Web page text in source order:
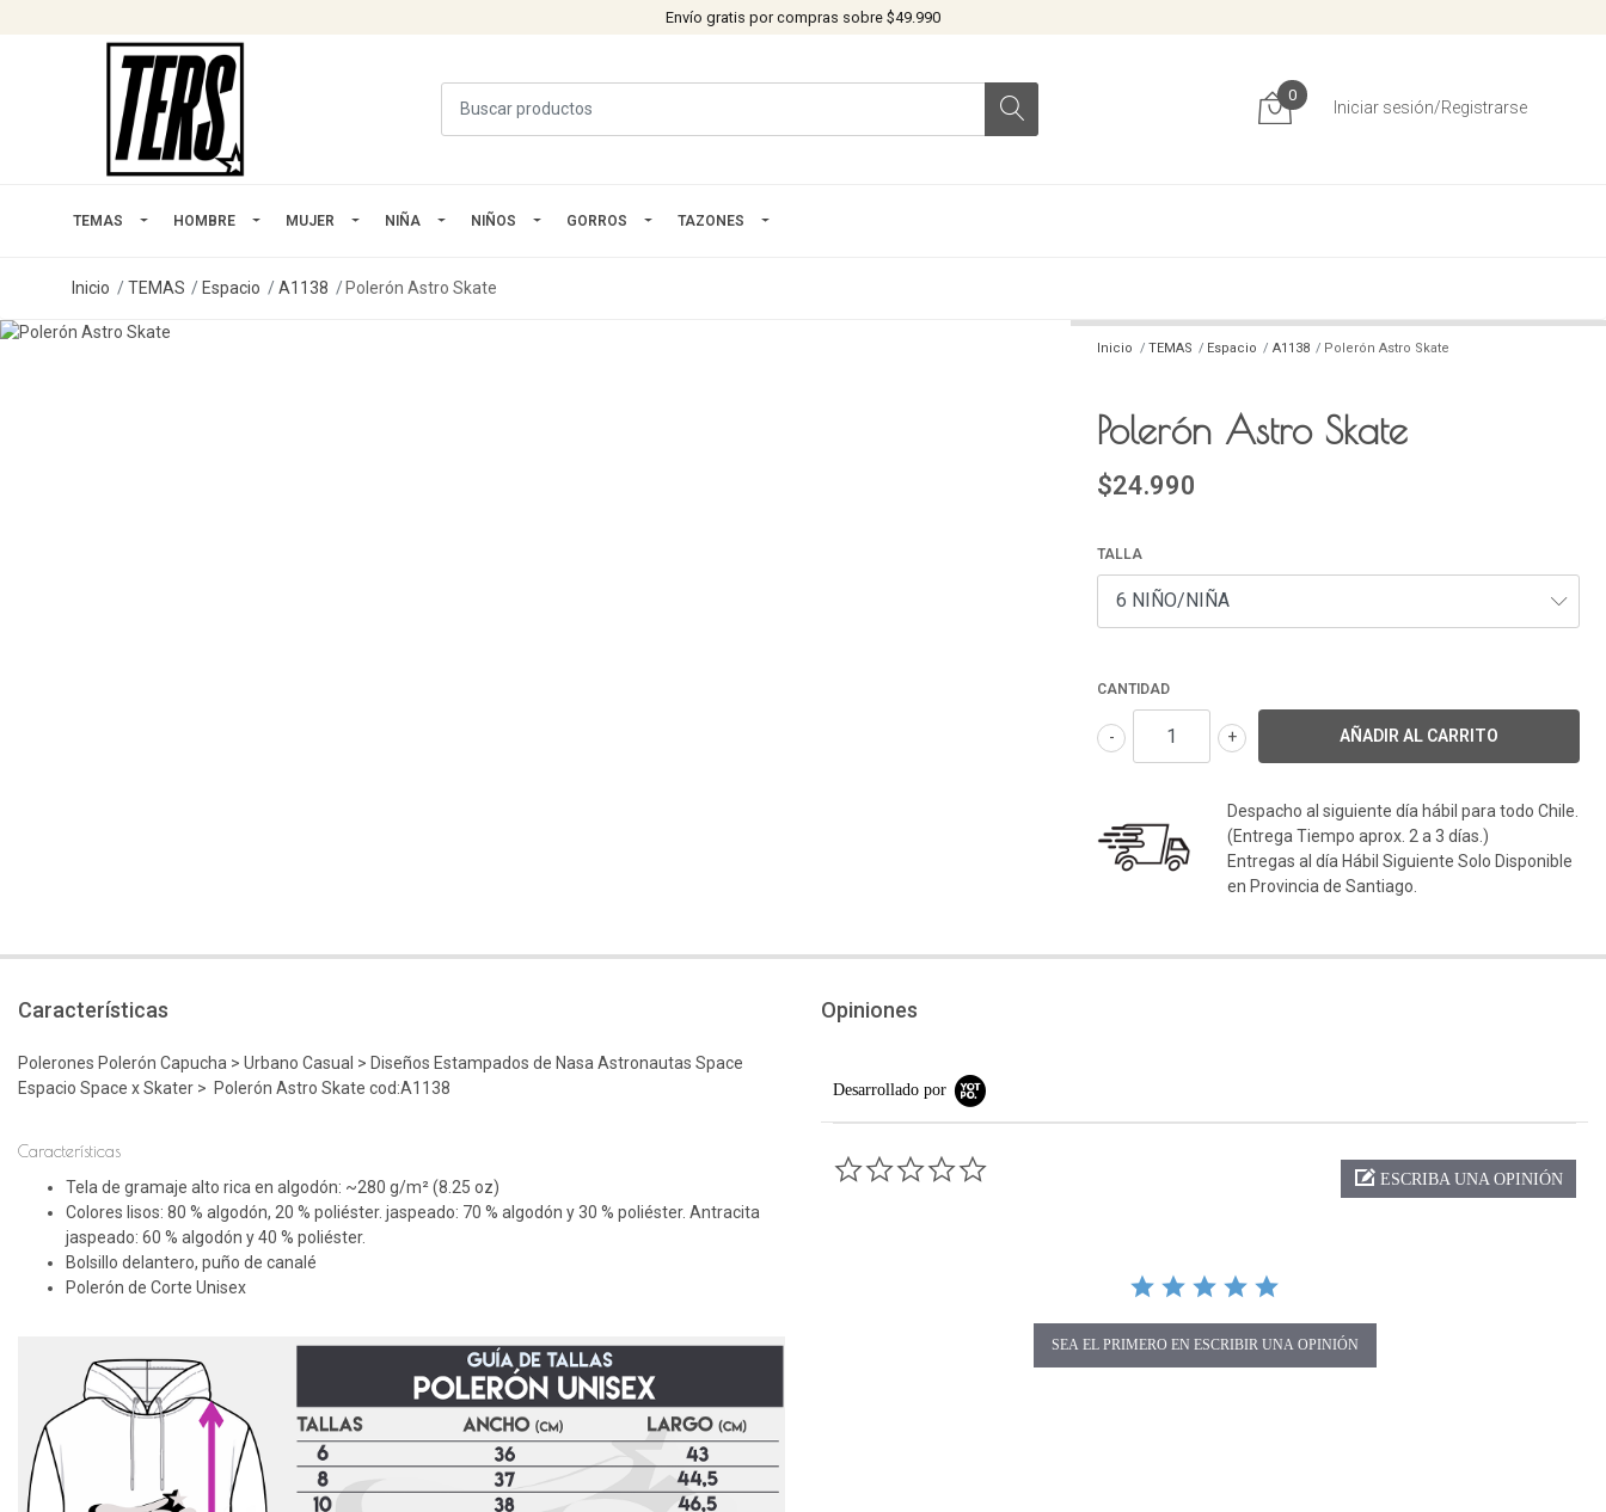
Envío gratis por compras sobre $49.990
0
Iniciar sesión/Registrarse
TEMAS HOMBRE MUJER NIÑA NIÑOS GORROS TAZONES
Inicio TEMAS Espacio A1138 Polerón Astro Skate
Inicio TEMAS Espacio A1138 Polerón Astro Skate
Polerón Astro Skate
$24.990
TALLA
CANTIDAD
+
-
Despacho al siguiente día hábil para todo Chile.
(Entrega Tiempo aprox. 2 a 3 días.)
Entregas al día Hábil Siguiente Solo Disponible
en Provincia de Santiago.
Características
Polerones Polerón Capucha > Urbano Casual > Diseños Estampados de Nasa Astronautas Space
Espacio Space x Skater > Polerón Astro Skate cod:A1138
Características
Tela de gramaje alto rica en algodón: ~280 g/m² (8.25 oz)
Colores lisos: 80 % algodón, 20 % poliéster. jaspeado: 70 % algodón y 30 % poliéster. Antracita
jaspeado: 60 % algodón y 40 % poliéster.
Bolsillo delantero, puño de canalé
Polerón de Corte Unisex
Opiniones
Desarrollado por
ESCRIBA UNA OPINIÓN
SEA EL PRIMERO EN ESCRIBIR UNA OPINIÓN